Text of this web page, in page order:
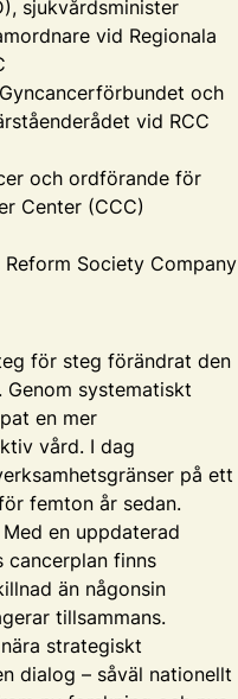
sjukvårdsminister
vid Regionala
och
vid RCC
och ordförande för
Center (CCC)
Reform Society Company
för steg förändrat den
Genom systematiskt
en mer
vård. I dag
på ett
femton år sedan.
en uppdaterad
cancerplan finns
än någonsin
tillsammans.
strategiskt
dialog – såväl nationellt